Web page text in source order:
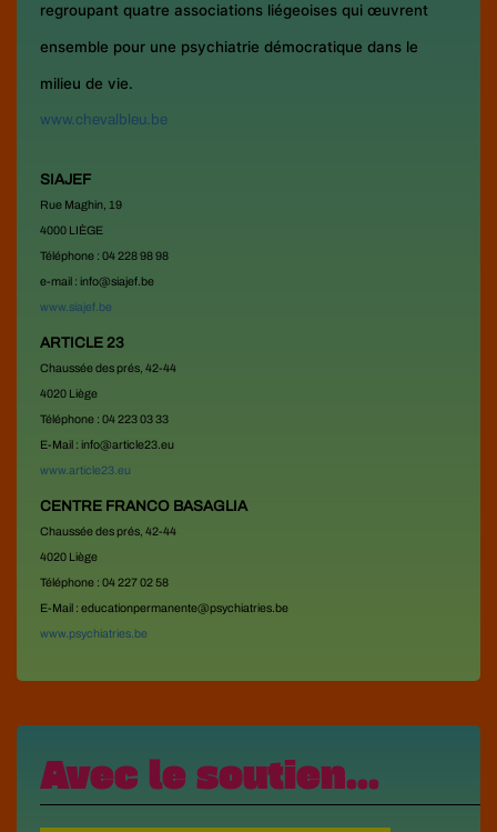
regroupant quatre associations liégeoises qui œuvrent
ensemble pour une psychiatrie démocratique dans le
milieu de vie.
www.chevalbleu.be
SIAJEF
Rue Maghin, 19
4000 LIÈGE
Téléphone : 04 228 98 98
e-mail : info@siajef.be
www.siajef.be
ARTICLE 23
Chaussée des prés, 42-44
4020 Liège
Téléphone : 04 223 03 33
E-Mail : info@article23.eu
www.article23.eu
CENTRE FRANCO BASAGLIA
Chaussée des prés, 42-44
4020 Liège
Téléphone : 04 227 02 58
E-Mail : educationpermanente@psychiatries.be
www.psychiatries.be
Avec le soutien...